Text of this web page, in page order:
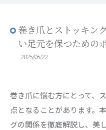
巻き爪とストッキン
い足元を保つための
2025/05/22
巻き爪に悩む方にとって、
点となることがあります。
グの関係を徹底解説し、美